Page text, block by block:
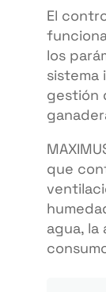
El
los
sistema
gestión
que
agua, la